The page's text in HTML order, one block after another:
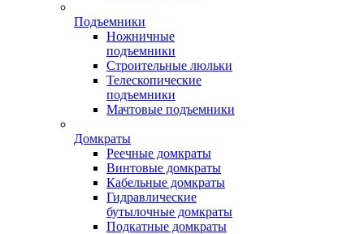
Подъемники
Ножничные
подъемники
Строительные люльки
Телескопические
подъемники
Мачтовые подъемники
Домкраты
Реечные домкраты
Винтовые домкраты
Кабельные домкраты
Гидравлические
бутылочные домкраты
Подкатные домкраты